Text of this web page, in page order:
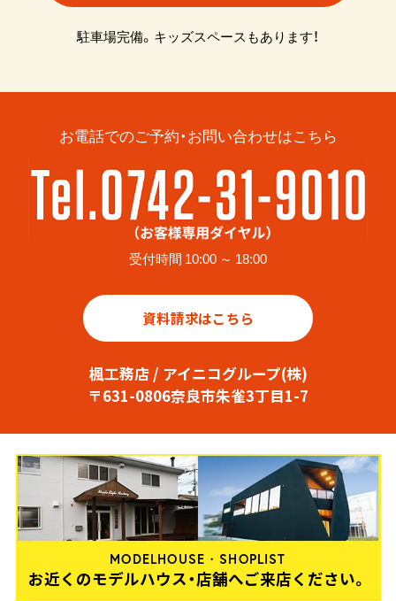
駐車場完備。キッズスペースもあります！
お電話でのご予約・お問い合わせはこちら
受付時間 10:00 ～ 18:00
資料請求はこちら
楓工務店 / アイニコグループ(株)
〒631-0806奈良市朱雀3丁目1-7
MODELHOUSE・SHOPLIST
お近くのモデルハウス・店舗へご来店ください。